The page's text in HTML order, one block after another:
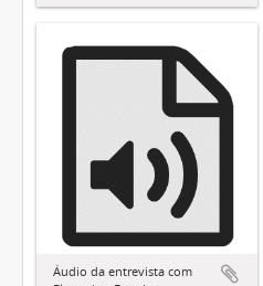
Áudio da entrevista com